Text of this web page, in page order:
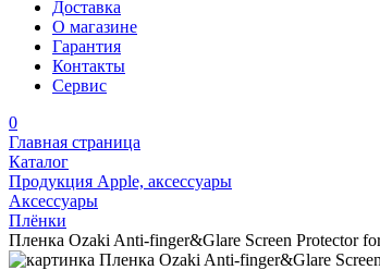
Доставка
О магазине
Гарантия
Контакты
Сервис
0
Главная страница
Каталог
Продукция Apple, аксессуары
Аксессуары
Плёнки
Пленка Ozaki Anti-finger&Glare Screen Protector